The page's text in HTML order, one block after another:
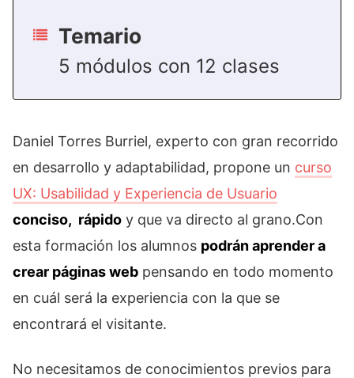
Temario
5 módulos con 12 clases
Daniel Torres Burriel, experto con gran recorrido
en desarrollo y adaptabilidad, propone un curso
UX: Usabilidad y Experiencia de Usuario
conciso, rápido y que va directo al grano.Con
esta formación los alumnos podrán aprender a
crear páginas web pensando en todo momento
en cuál será la experiencia con la que se
encontrará el visitante.
No necesitamos de conocimientos previos para